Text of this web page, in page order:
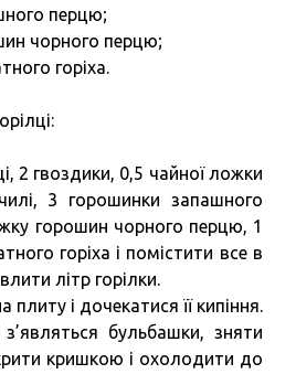
перцю;
чорного перцю;
горіха.
2 гвоздики, 0,5 чайної ложки
3 горошинки запашного
горошин чорного перцю, 1
горіха і помістити все в
літр горілки.
і дочекатися її кипіння.
бульбашки, зняти
кришкою і охолодити до